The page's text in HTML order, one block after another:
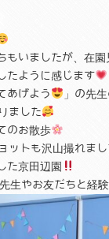
いましたが、在
たように感じます
あげよう
」の先
ました
のお散歩
ットも沢山撮れまし
た京田辺園
先生やお友だちと経